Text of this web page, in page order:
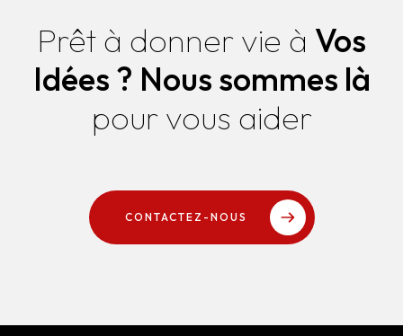
Prêt à donner vie à Vos
Idées ? Nous sommes là
pour vous aider
CONTACTEZ-NOUS